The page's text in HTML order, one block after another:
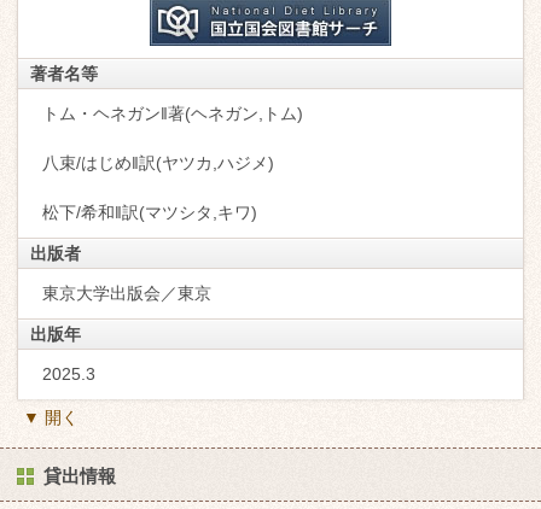
著者名等
トム・ヘネガン‖著(ヘネガン,トム)
八束/はじめ‖訳(ヤツカ,ハジメ)
松下/希和‖訳(マツシタ,キワ)
出版者
東京大学出版会／東京
出版年
2025.3
▼ 開く
貸出情報